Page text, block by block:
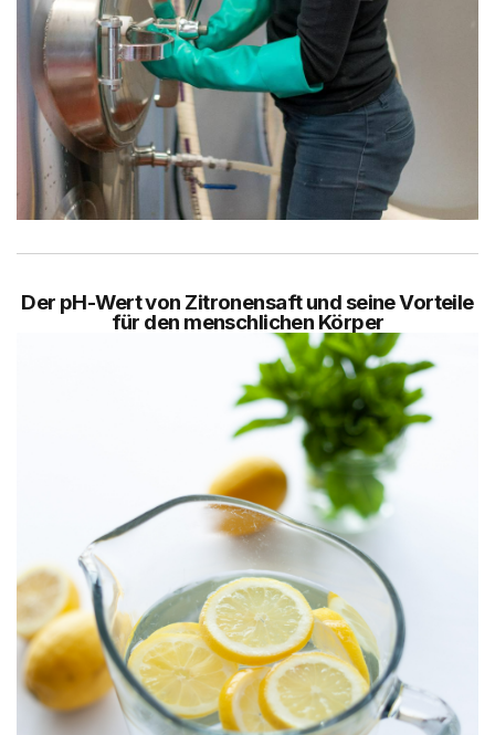
Der pH-Wert von Zitronensaft und seine Vorteile
für den menschlichen Körper